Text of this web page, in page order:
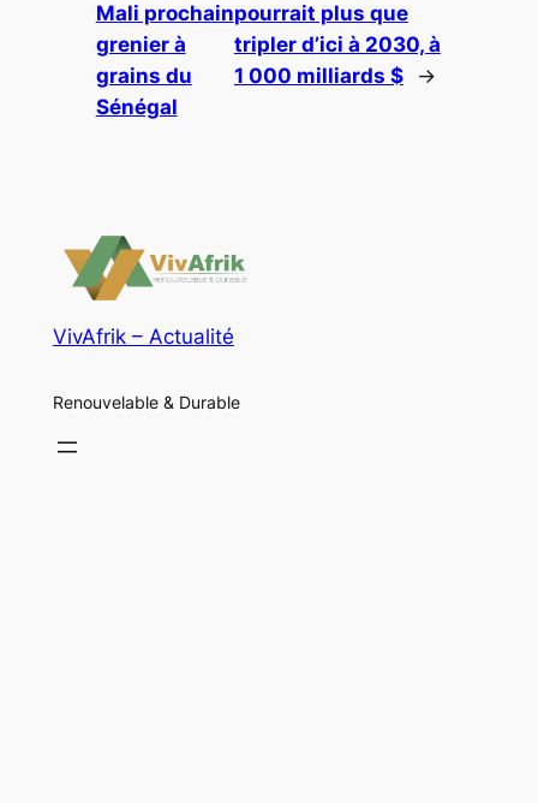
Mali prochain
grenier à
grains du
Sénégal
pourrait plus que
tripler d’ici à 2030, à
1 000 milliards $
→
VivAfrik – Actualité
Renouvelable & Durable